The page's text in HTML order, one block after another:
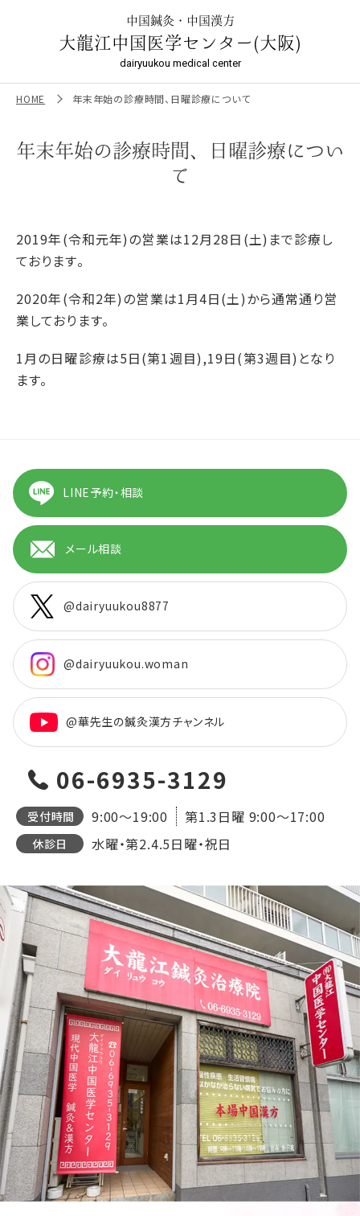
灸・針灸・漢方】大龍江中国医学センター／大阪の鍼灸院
中国鍼灸・中国漢方
大龍江中国医学センター(大阪)
dairyuukou medical center
HOME 年末年始の診療時間、日曜診療について
年末年始の診療時間、日曜診療につい
て
2019年(令和元年)の営業は12月28日(土)まで診療し
ております。
2020年(令和2年)の営業は1月4日(土)から通常通り営
業しております。
1月の日曜診療は5日(第1週目),19日(第3週目)となり
ます。
LINE予約・相談
メール相談
@dairyuukou8877
@dairyuukou.woman
@華先生の鍼灸漢方チャンネル
06-6935-3129
受付時間 9:00～19:00 第1.3日曜 9:00～17:00
休診日 水曜・第2.4.5日曜・祝日